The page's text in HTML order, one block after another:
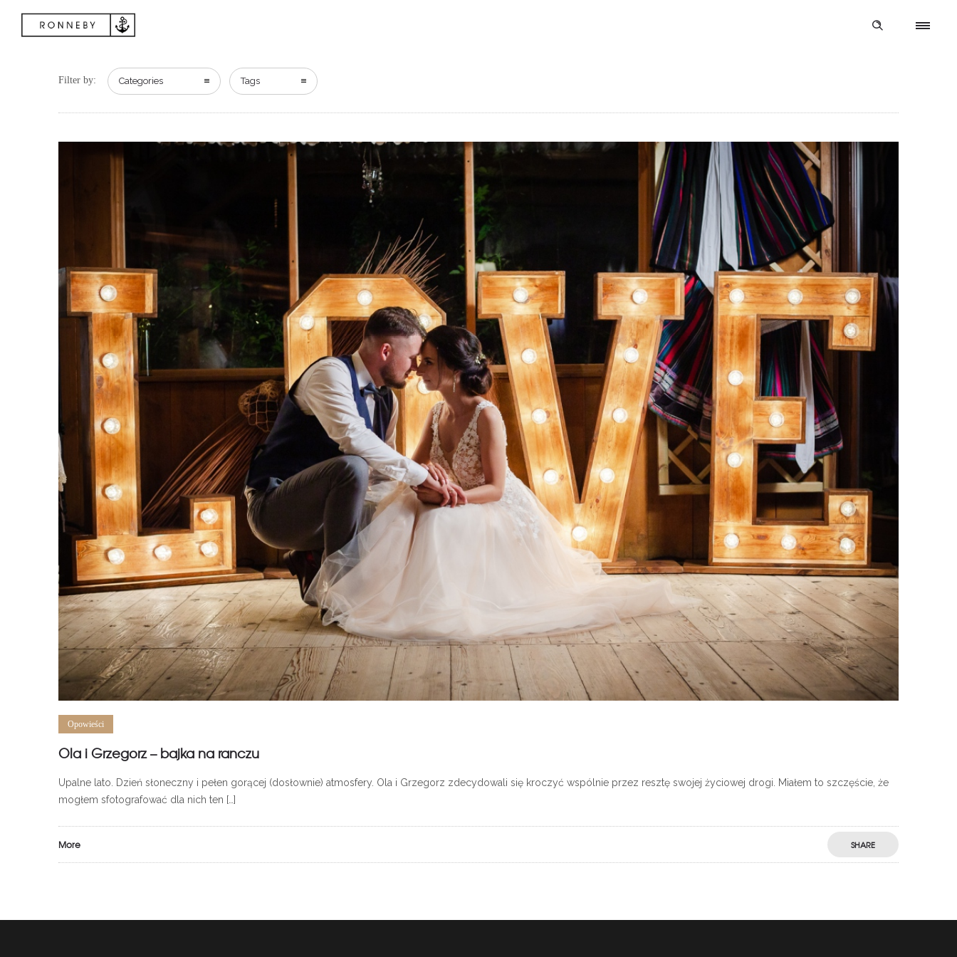
Filter by: Categories Tags
Opowieści
Ola i Grzegorz – bajka na ranczu
Upalne lato. Dzień słoneczny i pełen gorącej (dosłownie) atmosfery. Ola i Grzegorz zdecydowali się kroczyć wspólnie przez resztę swojej życiowej drogi. Miałem to szczęście, że
mogłem sfotografować dla nich ten […]
More SHARE